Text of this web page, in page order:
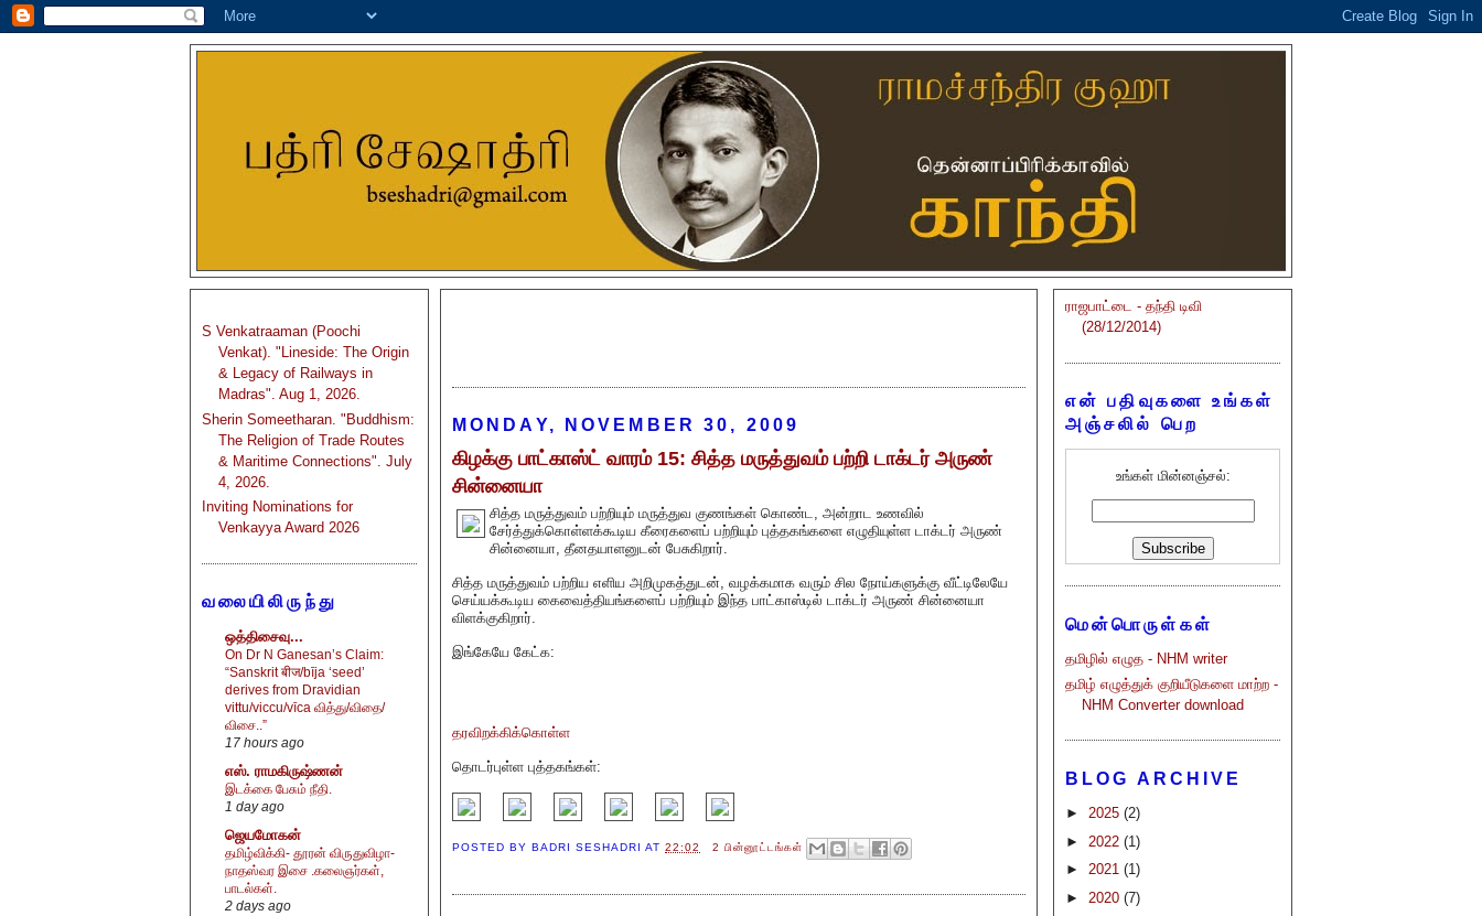
S Venkatraaman (Poochi
Venkat). "Lineside: The Origin
& Legacy of Railways in
Madras". Aug 1, 2026.
Sherin Someetharan. "Buddhism:
The Religion of Trade Routes
& Maritime Connections". July
4, 2026.
Inviting Nominations for
Venkayya Award 2026
வலையிலிருந்து
ஒத்திசைவு...
On Dr N Ganesan’s Claim:
“Sanskrit बीज/bīja ‘seed’
derives from Dravidian
vittu/viccu/vīca வித்து/விதை/
விசை..”
17 hours ago
எஸ். ராமகிருஷ்ணன்
இடக்கை பேசும் நீதி.
1 day ago
ஜெயமோகன்
தமிழ்விக்கி- தூரன் விருதுவிழா-
நாதஸ்வர இசை .கலைஞர்கள்,
பாடல்கள்.
2 days ago
MONDAY, NOVEMBER 30, 2009
கிழக்கு பாட்காஸ்ட் வாரம் 15: சித்த மருத்துவம் பற்றி டாக்டர் அருண்
சின்னையா
சித்த மருத்துவம் பற்றியும் மருத்துவ குணங்கள் கொண்ட, அன்றாட உணவில்
சேர்த்துக்கொள்ளக்கூடிய கீரைகளைப் பற்றியும் புத்தகங்களை எழுதியுள்ள டாக்டர் அருண்
சின்னையா, தீனதயாளனுடன் பேசுகிறார்.
சித்த மருத்துவம் பற்றிய எளிய அறிமுகத்துடன், வழக்கமாக வரும் சில நோய்களுக்கு வீட்டிலேயே
செய்யக்கூடிய கைவைத்தியங்களைப் பற்றியும் இந்த பாட்காஸ்டில் டாக்டர் அருண் சின்னையா
விளக்குகிறார்.
இங்கேயே கேட்க:
தரவிறக்கிக்கொள்ள
தொடர்புள்ள புத்தகங்கள்:
POSTED BY BADRI SESHADRI AT22:02 2 பின்னூட்டங்கள்
ராஜபாட்டை - தந்தி டிவி
(28/12/2014)
என் பதிவுகளை உங்கள்
அஞ்சலில் பெற
உங்கள் மின்னஞ்சல்:
மென்பொருள்கள்
தமிழில் எழுத - NHM writer
தமிழ் எழுத்துக் குறியீடுகளை மாற்ற -
NHM Converter download
BLOG ARCHIVE
► 2025 (2)
► 2022 (1)
► 2021 (1)
► 2020 (7)